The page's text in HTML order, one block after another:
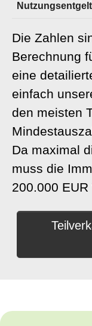
Nutzungsentgelt
Die Zahlen
Berechnung
eine
einfach
den meisten
Da maximal
muss die
200.000